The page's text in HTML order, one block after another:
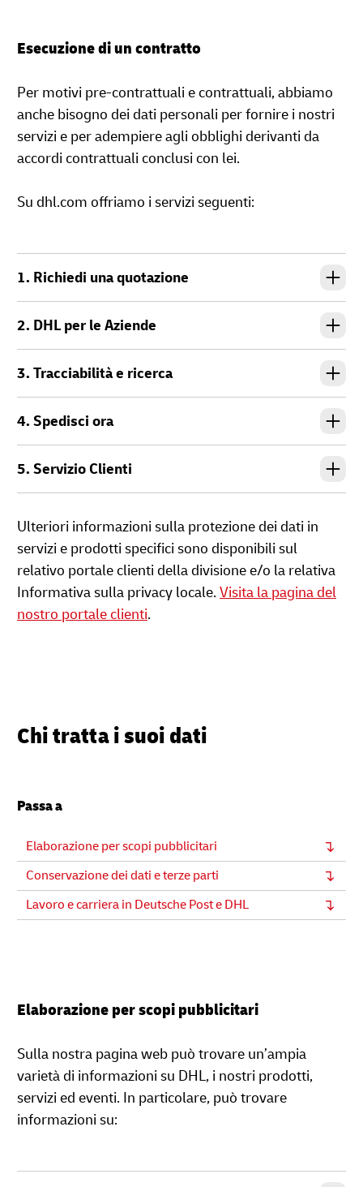
Esecuzione di un contratto
Per motivi pre-contrattuali e contrattuali, abbiamo
anche bisogno dei dati personali per fornire i nostri
servizi e per adempiere agli obblighi derivanti da
accordi contrattuali conclusi con lei.
Su dhl.com offriamo i servizi seguenti:
1. Richiedi una quotazione
2. DHL per le Aziende
3. Tracciabilità e ricerca
4. Spedisci ora
5. Servizio Clienti
Ulteriori informazioni sulla protezione dei dati in
servizi e prodotti specifici sono disponibili sul
relativo portale clienti della divisione e/o la relativa
Informativa sulla privacy locale. Visita la pagina del
nostro portale clienti.
Chi tratta i suoi dati
Passa a
Elaborazione per scopi pubblicitari
Conservazione dei dati e terze parti
Lavoro e carriera in Deutsche Post e DHL
Elaborazione per scopi pubblicitari
Sulla nostra pagina web può trovare un’ampia
varietà di informazioni su DHL, i nostri prodotti,
servizi ed eventi. In particolare, può trovare
informazioni su: